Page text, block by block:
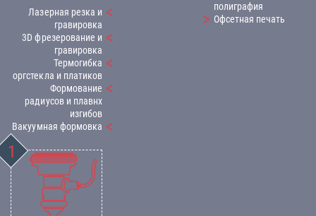
Лазерная резка и
гравировка
3D фрезерование и
гравировка
Термогибка
оргстекла и платиков
Формование
радиусов и плавнх
изгибов
Вакуумная формовка
полиграфия
Офсетная печать